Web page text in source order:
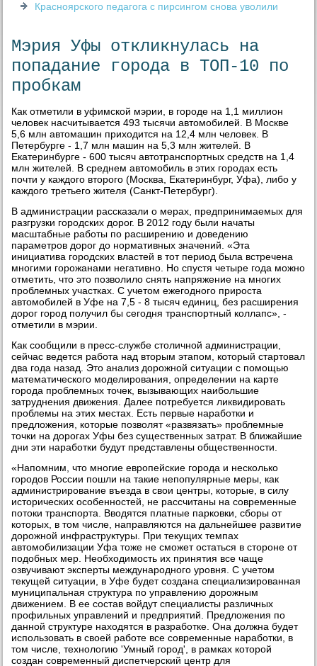
Красноярского педагога с пирсингом снова уволили
Мэрия Уфы откликнулась на
попадание города в ТОП-10 по
пробкам
Как отметили в уфимской мэрии, в городе на 1,1 миллион
человек насчитывается 493 тысячи автомобилей. В Москве
5,6 млн автомашин приходится на 12,4 млн человек. В
Петербурге - 1,7 млн машин на 5,3 млн жителей. В
Екатеринбурге - 600 тысяч автотранспортных средств на 1,4
млн жителей. В среднем автомобиль в этих городах есть
почти у каждого второго (Москва, Екатеринбург, Уфа), либо у
каждого третьего жителя (Санкт-Петербург).
В администрации рассказали о мерах, предпринимаемых для
разгрузки городских дорог. В 2012 году были начаты
масштабные работы по расширению и доведению
параметров дорог до нормативных значений. «Эта
инициатива городских властей в тот период была встречена
многими горожанами негативно. Но спустя четыре года можно
отметить, что это позволило снять напряжение на многих
проблемных участках. С учетом ежегодного прироста
автомобилей в Уфе на 7,5 - 8 тысяч единиц, без расширения
дорог город получил бы сегодня транспортный коллапс», -
отметили в мэрии.
Как сообщили в пресс-службе столичной администрации,
сейчас ведется работа над вторым этапом, который стартовал
два года назад. Это анализ дорожной ситуации с помощью
математического моделирования, определении на карте
города проблемных точек, вызывающих наибольшие
затруднения движения. Далее потребуется ликвидировать
проблемы на этих местах. Есть первые наработки и
предложения, которые позволят «развязать» проблемные
точки на дорогах Уфы без существенных затрат. В ближайшие
дни эти наработки будут представлены общественности.
«Напомним, что многие европейские города и несколько
городов России пошли на такие непопулярные меры, как
администрирование въезда в свои центры, которые, в силу
исторических особенностей, не рассчитаны на современные
потоки транспорта. Вводятся платные парковки, сборы от
которых, в том числе, направляются на дальнейшее развитие
дорожной инфраструктуры. При текущих темпах
автомобилизации Уфа тоже не сможет остаться в стороне от
подобных мер. Необходимость их принятия все чаще
озвучивают эксперты международного уровня. С учетом
текущей ситуации, в Уфе будет создана специализированная
муниципальная структура по управлению дорожным
движением. В ее состав войдут специалисты различных
профильных управлений и предприятий. Предложения по
данной структуре находятся в разработке. Она должна будет
использовать в своей работе все современные наработки, в
том числе, технологию 'Умный город', в рамках которой
создан современный диспетчерский центр для